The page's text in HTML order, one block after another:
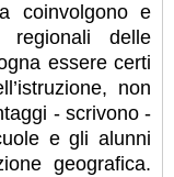
coinvolgono e
regionali delle
essere certi
non
- scrivono -
e gli alunni
geografica.